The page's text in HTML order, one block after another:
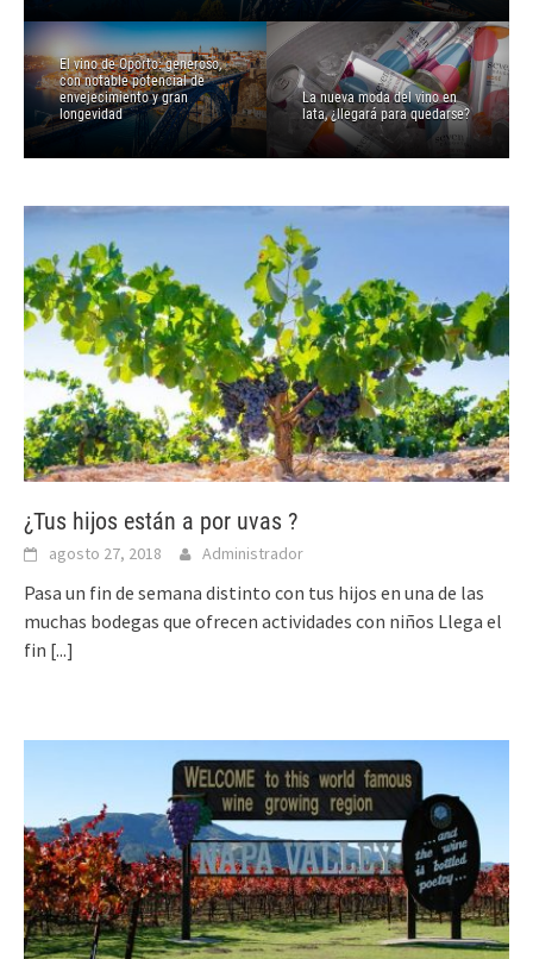
El vino de Oporto: generoso,
con notable potencial de
envejecimiento y gran
longevidad
La nueva moda del vino en
lata, ¿llegará para quedarse?
¿Tus hijos están a por uvas ?
agosto 27, 2018 Administrador
Pasa un fin de semana distinto con tus hijos en una de las
muchas bodegas que ofrecen actividades con niños Llega el
fin [...]